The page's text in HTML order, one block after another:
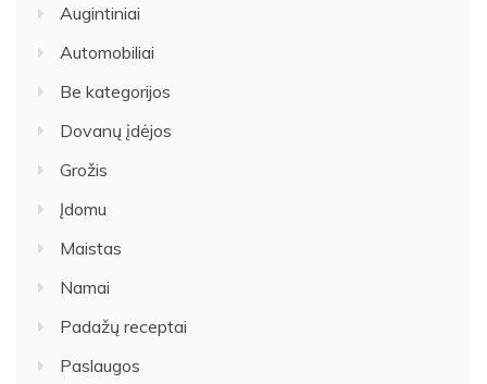
Augintiniai
Automobiliai
Be kategorijos
Dovanų įdėjos
Grožis
Įdomu
Maistas
Namai
Padažų receptai
Paslaugos